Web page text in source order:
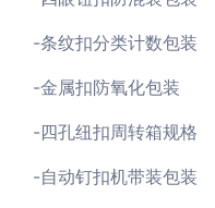
-条纹扣分类计数包装
-金属扣防氧化包装
-四孔纽扣周转箱规格
-自动钉扣机带装包装